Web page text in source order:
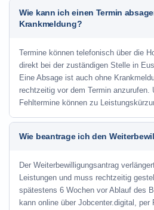
Wie kann ich einen Termin
Krankmeldung?
Termine können telefonisch über die
direkt bei der zuständigen Stelle in
Eine Absage ist auch ohne
rechtzeitig vor dem Termin anzurufen.
Fehltermine können zu
Wie beantrage ich den
Der Weiterbewilligungsantrag
Leistungen und muss rechtzeitig
spätestens 6 Wochen vor Ablauf des
kann online über Jobcenter.digital,